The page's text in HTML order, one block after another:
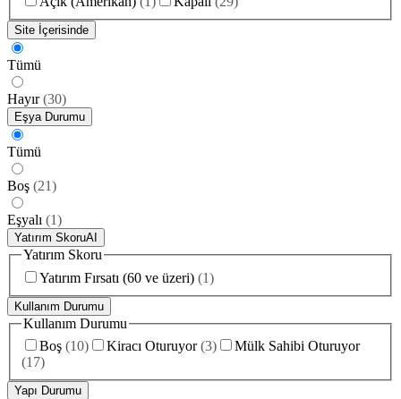
Site İçerisinde
Tümü
Hayır (30)
Eşya Durumu
Tümü
Boş (21)
Eşyalı (1)
Yatırım SkoruAI
Yatırım Skoru
Yatırım Fırsatı (60 ve üzeri) (1)
Kullanım Durumu
Kullanım Durumu
Boş (10) Kiracı Oturuyor (3)
Mülk Sahibi Oturuyor
(17)
Yapı Durumu